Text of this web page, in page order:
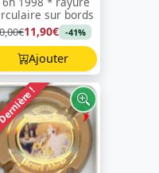
sur bords
11,90€ -41%
Ajouter
!